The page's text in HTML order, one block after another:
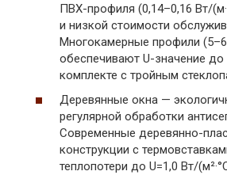
ПВХ-профиля (0,14–0,16 Вт/
и низкой стоимости
Многокамерные профили
обеспечивают U-значение до
комплекте с тройным
Деревянные окна —
регулярной обработки
Современные деревянно-
конструкции с
теплопотери до U=1,0 Вт/